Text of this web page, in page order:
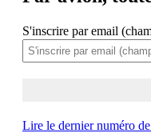
S'inscrire par email
Lire le dernier numéro